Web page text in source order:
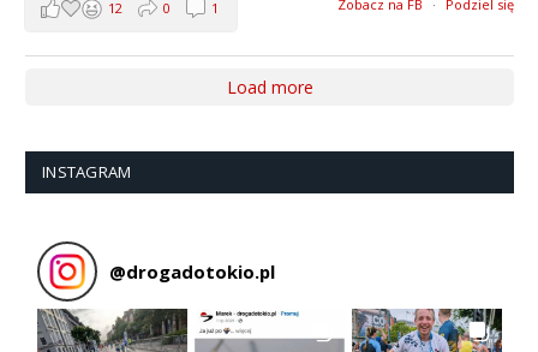
Zobacz na FB · Podziel się
12 0 1
Load more
INSTAGRAM
@drogadotokio.pl